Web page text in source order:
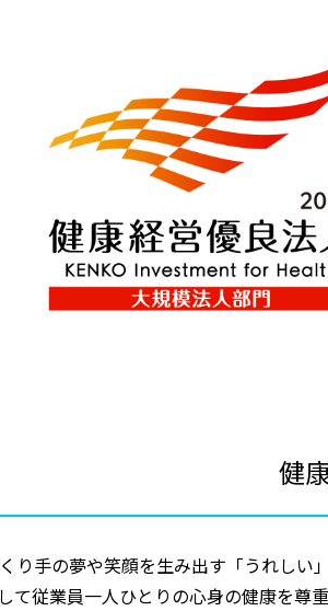
健
り手の夢や笑顔を生み出す「うれし
て従業員一人ひとりの心身の健康を